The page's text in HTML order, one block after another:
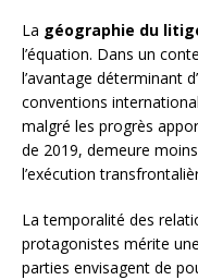
La géographie du
l’équation. Dans un
l’avantage déterminant
conventions
malgré les progrès
de 2019, demeure
l’exécution
La temporalité des
protagonistes mérite
parties envisagent de